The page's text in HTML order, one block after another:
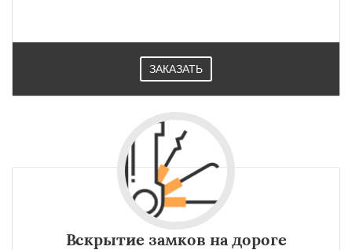
ЗАКАЗАТЬ
Вскрытие замков на дороге